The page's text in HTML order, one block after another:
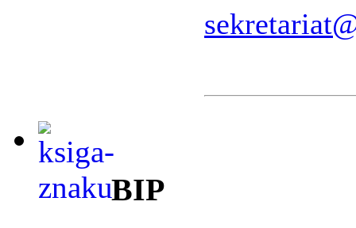
BIP